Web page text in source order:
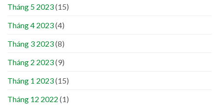
Tháng 5 2023(15)
Tháng 4 2023(4)
Tháng 3 2023(8)
Tháng 2 2023(9)
Tháng 1 2023(15)
Tháng 12 2022 (1)